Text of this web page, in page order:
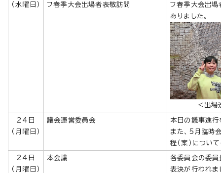
（水曜日）
フ春季大会出場者表敬訪問
フ春季大会出
ありました。
＜出場
24日
（月曜日）
議会運営委員会
本日の議事進行
また、5月臨時
程（案）につい
24日
（月曜日）
本会議
各委員会の委員
表決が行われま